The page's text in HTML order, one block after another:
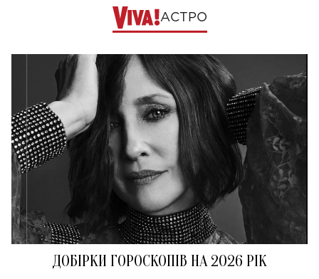
АСТРО
ДОБІРКИ ГОРОСКОПІВ НА 2026 РІК